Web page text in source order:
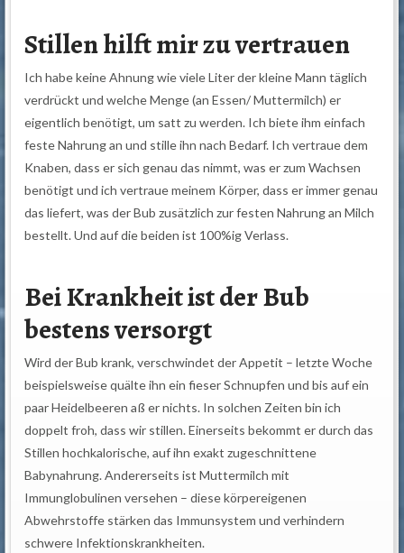
Stillen hilft mir zu vertrauen
Ich habe keine Ahnung wie viele Liter der kleine Mann täglich
verdrückt und welche Menge (an Essen/ Muttermilch) er
eigentlich benötigt, um satt zu werden. Ich biete ihm einfach
feste Nahrung an und stille ihn nach Bedarf. Ich vertraue dem
Knaben, dass er sich genau das nimmt, was er zum Wachsen
benötigt und ich vertraue meinem Körper, dass er immer genau
das liefert, was der Bub zusätzlich zur festen Nahrung an Milch
bestellt. Und auf die beiden ist 100%ig Verlass.
Bei Krankheit ist der Bub
bestens versorgt
Wird der Bub krank, verschwindet der Appetit – letzte Woche
beispielsweise quälte ihn ein fieser Schnupfen und bis auf ein
paar Heidelbeeren aß er nichts. In solchen Zeiten bin ich
doppelt froh, dass wir stillen. Einerseits bekommt er durch das
Stillen hochkalorische, auf ihn exakt zugeschnittene
Babynahrung. Andererseits ist Muttermilch mit
Immunglobulinen versehen – diese körpereigenen
Abwehrstoffe stärken das Immunsystem und verhindern
schwere Infektionskrankheiten.